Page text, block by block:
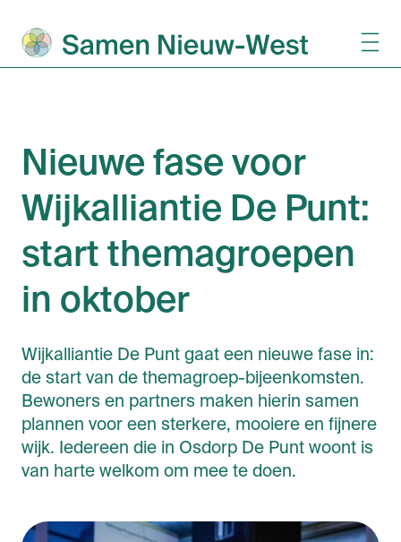
Nieuwe fase voor
Wijkalliantie De Punt:
start themagroepen
in oktober
Wijkalliantie De Punt gaat een nieuwe fase in:
de start van de themagroep-bijeenkomsten.
Bewoners en partners maken hierin samen
plannen voor een sterkere, mooiere en fijnere
wijk. Iedereen die in Osdorp De Punt woont is
van harte welkom om mee te doen.